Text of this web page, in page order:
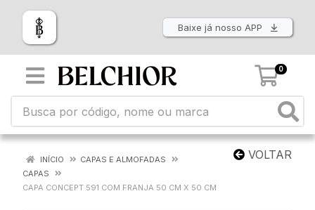
Baixe já nosso APP
0
VOLTAR
INÍCIO
CAPAS E ALMOFADAS
CAPAS
CAPA CONCEPT 591 COM FRANJA 50 CM X 50 CM